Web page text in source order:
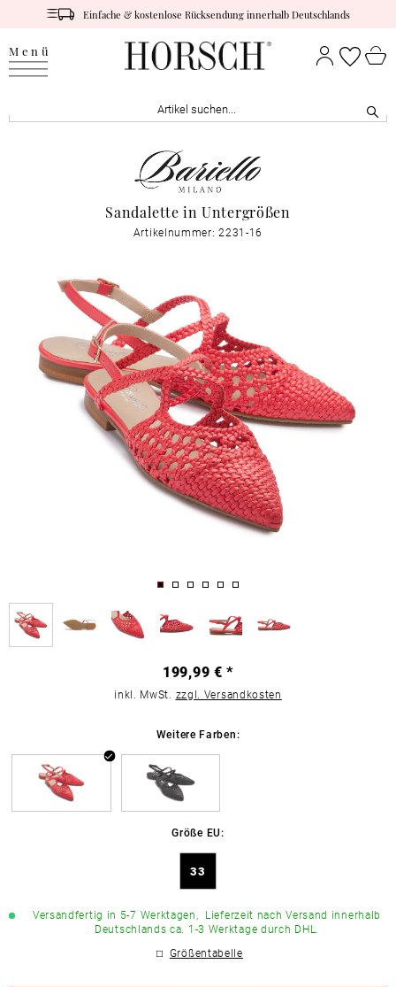
Einfache & kostenlose Rücksendung innerhalb Deutschlands
Menü
Sandalette in Untergrößen
Artikelnummer: 2231-16
199,99 € *
inkl. MwSt. zzgl. Versandkosten
Weitere Farben:
Größe EU:
33
Versandfertig in 5-7 Werktagen, Lieferzeit nach Versand innerhalb
Deutschlands ca. 1-3 Werktage durch DHL.
Größentabelle